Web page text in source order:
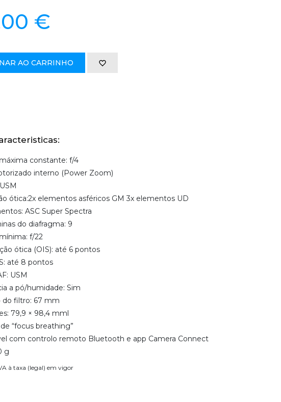
€
AO CARRINHO
constante: f/4
interno (Power Zoom)
ótica:2x elementos asféricos GM 3x elementos UD
ASC Super Spectra
do diafragma: 9
f/22
ótica (OIS): até 6 pontos
até 8 pontos
USM
a pó/humidade: Sim
do filtro: 67 mm
79,9 × 98,4 mml
“focus breathing”
com controlo remoto Bluetooth e app Camera Connect
g
à taxa (legal) em vigor